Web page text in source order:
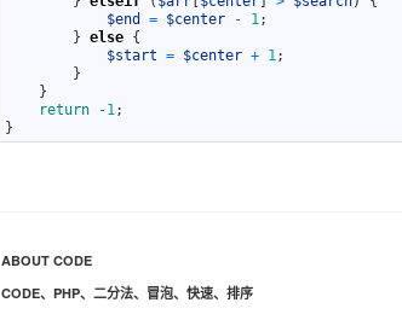
$end
= $center - 1;
} else {
$start = $center + 1;
}
}
return
-1;
}
分
ABOUT CODE
标
CODE、 PHP、 二分法、 冒泡、 快速、 排序